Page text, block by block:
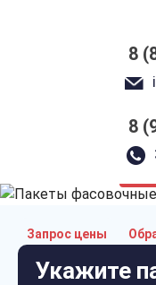
8
8
в
Запрос цены
Укажите